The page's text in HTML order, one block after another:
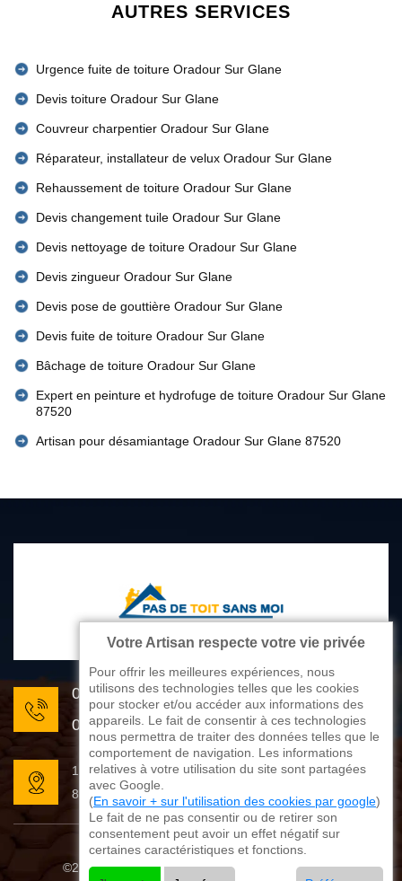
AUTRES SERVICES
Urgence fuite de toiture Oradour Sur Glane
Devis toiture Oradour Sur Glane
Couvreur charpentier Oradour Sur Glane
Réparateur, installateur de velux Oradour Sur Glane
Rehaussement de toiture Oradour Sur Glane
Devis changement tuile Oradour Sur Glane
Devis nettoyage de toiture Oradour Sur Glane
Devis zingueur Oradour Sur Glane
Devis pose de gouttière Oradour Sur Glane
Devis fuite de toiture Oradour Sur Glane
Bâchage de toiture Oradour Sur Glane
Expert en peinture et hydrofuge de toiture Oradour Sur Glane
87520
Artisan pour désamiantage Oradour Sur Glane 87520
05 33 06 22 81
07 80 33 28 62
176 avenue de Limoges
87270 Couzeix
©2025 - 2026 Tout droit réservé Mentions légales
Votre Artisan respecte votre vie privée
Pour offrir les meilleures expériences, nous
utilisons des technologies telles que les cookies
pour stocker et/ou accéder aux informations des
appareils. Le fait de consentir à ces technologies
nous permettra de traiter des données telles que le
comportement de navigation. Les informations
relatives à votre utilisation du site sont partagées
avec Google.
(En savoir + sur l'utilisation des cookies par google)
Le fait de ne pas consentir ou de retirer son
consentement peut avoir un effet négatif sur
certaines caractéristiques et fonctions.